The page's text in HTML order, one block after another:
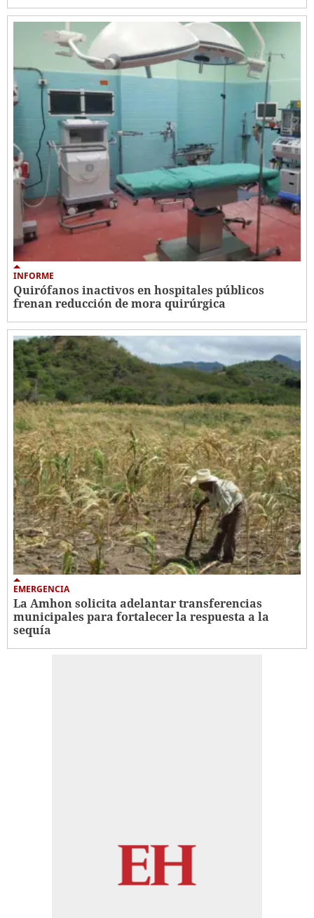
INFORME
Quirófanos inactivos en hospitales públicos
frenan reducción de mora quirúrgica
EMERGENCIA
La Amhon solicita adelantar transferencias
municipales para fortalecer la respuesta a la
sequía